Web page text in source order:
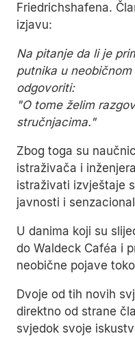
Friedrichshafena.
izjavu:
Na pitanje da li je
putnika u
odgovoriti:
"O tome želim
stručnjacima."
Zbog toga su
istraživača i
istraživati izvještaje
javnosti i
U danima koji su
do Waldeck Caféa i
neobične pojave
Dvoje od tih novih
direktno od strane
svjedok svoje